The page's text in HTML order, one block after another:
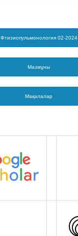
Фтизиопульмонология 02-2024
Мазмұны
Мақалалар